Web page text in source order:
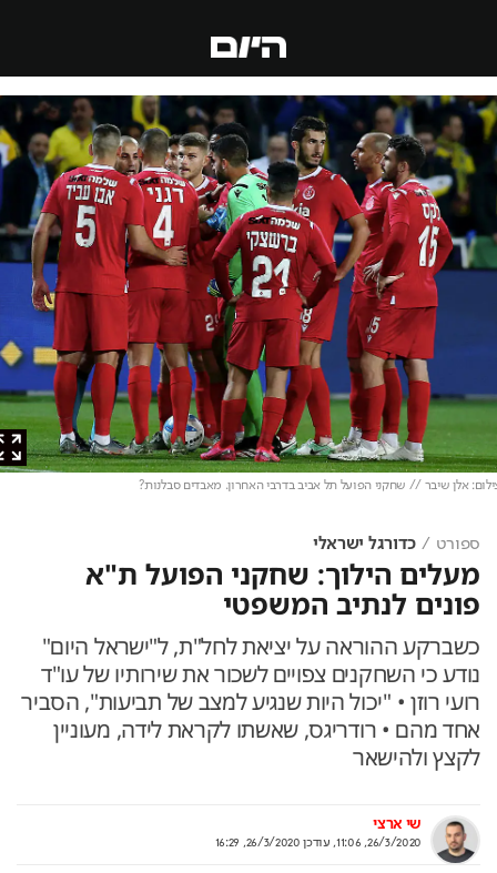
אלן שיבר // שחקני הפועל תל אביב בדרבי האחרון. מאבדים סבלנות?
ספורט כדורגל ישראלי
מעלים הילוך: שחקני הפועל ת"א
פונים לנתיב המשפטי
כשברקע ההוראה על יציאת לחל"ת, ל"ישראל היום"
נודע כי השחקנים צפויים לשכור את שירותיו של עו"ד
רועי רוזן • "יכול היות שנגיע למצב של תביעות", הסביר
אחד מהם • רודריגס, שאשתו לקראת לידה, מעוניין
לקצץ ולהישאר
שי ארצי
26/3/2020, 11:06
,עודכן26/3/2020, 16:29